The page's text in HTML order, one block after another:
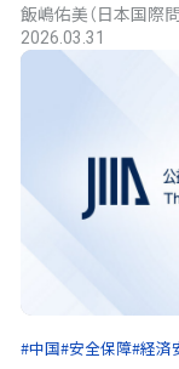
飯嶋佑美（日本国際
2026.03.31
#中国#安全保障#経済